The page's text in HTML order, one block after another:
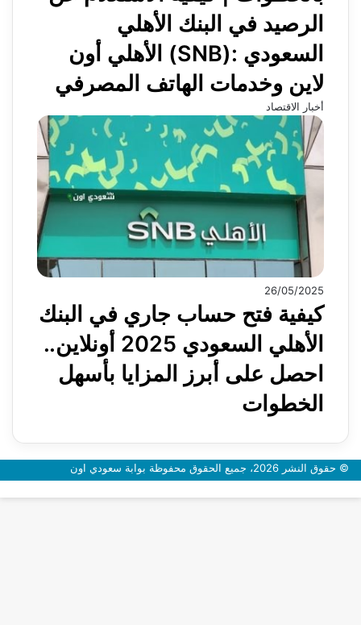
الرصيد في البنك الأهلي
السعودي :(SNB) الأهلي أون
لاين وخدمات الهاتف المصرفي
أخبار الاقتصاد
26/05/2025
كيفية فتح حساب جاري في البنك
الأهلي السعودي 2025 أونلاين..
احصل على أبرز المزايا بأسهل
الخطوات
© حقوق النشر 2026، جميع الحقوق محفوظة بوابة سعودي اون